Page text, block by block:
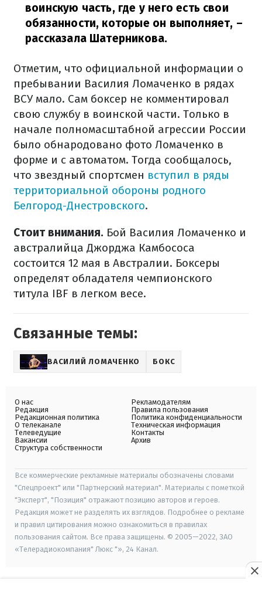
воинскую часть, где у него есть свои
обязанности, которые он выполняет, –
рассказала Шатерникова.
Отметим, что официальной информации о
пребывании Василия Ломаченко в рядах
ВСУ мало. Сам боксер не комментировал
свою службу в воинской части. Только в
начале полномасштабной агрессии России
было обнародовано фото Ломаченко в
форме и с автоматом. Тогда сообщалось,
что звездный спортсмен вступил в ряды
территориальной обороны родного
Белгород-Днестровского.
Стоит внимания. Бой Василия Ломаченко и
австралийца Джорджа Камбососа
состоится 12 мая в Австралии. Боксеры
определят обладателя чемпионского
титула IBF в легком весе.
Связанные темы:
ВАСИЛИЙ ЛОМАЧЕНКО БОКС
О нас
Редакция
Редакционная политика
О телеканале
Телеведущие
Вакансии
Структура собственности
Рекламодателям
Правила пользования
Политика конфиденциальности
Техническая информация
Контакты
Архив
Все коммерческие рекламные материалы обозначены словами
"Спецпроект" или "Партнерский материал". Материалы с пометкой
"Эксперт", "Позиция" отражают позицию авторов и героев.
Редакция может не разделять их взглядов. Подробнее о рекламе
и правил цитирования можно ознакомиться в правилах
пользования сайтом. Все права защищены. © 2005—2022, ЗАО
«Телерадиокомпания" Люкс "», 24 Канал.